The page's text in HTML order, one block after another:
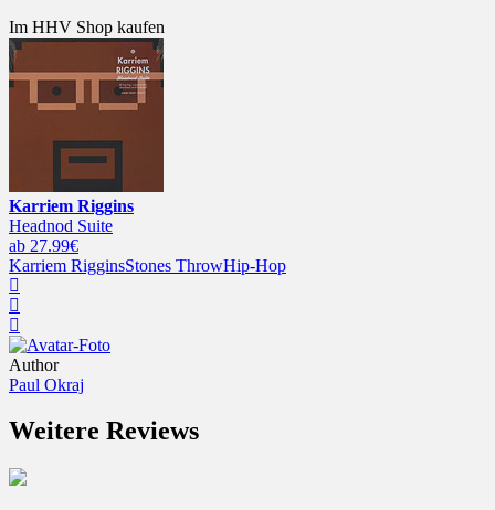
Im HHV Shop kaufen
Karriem Riggins
Headnod Suite
ab 27.99€
Karriem RigginsStones ThrowHip-Hop
Author
Paul Okraj
Weitere Reviews